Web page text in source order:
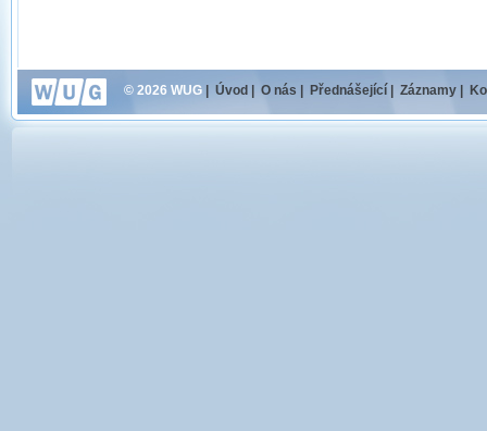
© 2026 WUG Úvod O nás Přednášející Záznamy